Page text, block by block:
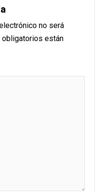
no será
obligatorios están